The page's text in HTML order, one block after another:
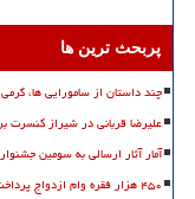
پربحث ترین ها
چند داستان از سامورایی ها،
علیرضا قربانی در شیراز کنسرت
آمار آثار ارسالی به سومین
۴۵۰ هزار فقره وام ازدواج پرداخت خواهد شد